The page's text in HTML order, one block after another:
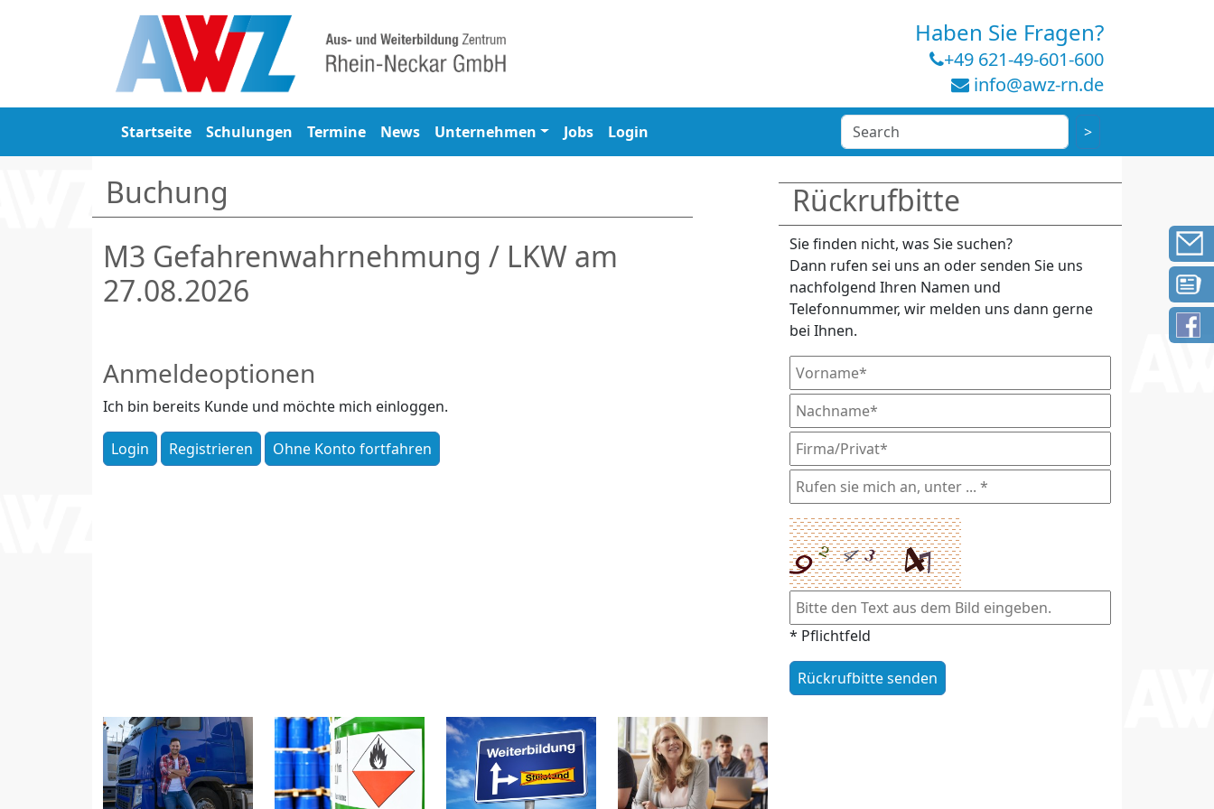
Haben Sie Fragen?
+49 621-49-601-600
info@awz-rn.de
Startseite Schulungen Termine News Unternehmen Jobs Login
Buchung
M3 Gefahrenwahrnehmung / LKW am
27.08.2026
Anmeldeoptionen
Ich bin bereits Kunde und möchte mich einloggen.
Rückrufbitte
Sie finden nicht, was Sie suchen?
Dann rufen sei uns an oder senden Sie uns
nachfolgend Ihren Namen und
Telefonnummer, wir melden uns dann gerne
bei Ihnen.
* Pflichtfeld